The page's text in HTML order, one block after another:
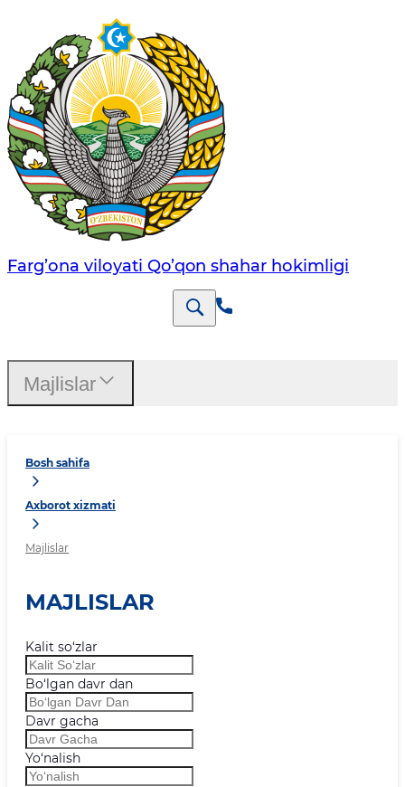
Farg’оnа vilоyati Qo’qon shahar hоkimligi
Bosh sahifa
Axborot xizmati
Majlislar
MAJLISLAR
Kalit so‘zlar
Bo‘lgan davr dan
Davr gacha
Yo‘nalish
Majlislar